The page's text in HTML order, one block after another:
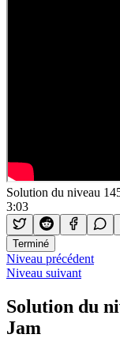
Solution du niveau
3:03
Terminé
Niveau précédent
Niveau suivant
Solution du
Jam